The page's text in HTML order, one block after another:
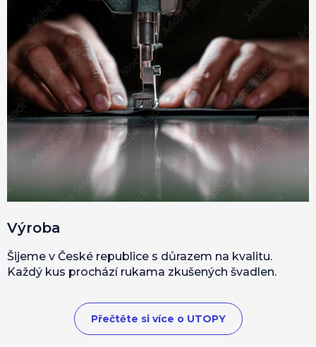
Výroba
Šijeme v České republice s důrazem na kvalitu.
Každý kus prochází rukama zkušených švadlen.
Přečtěte si více o UTOPY